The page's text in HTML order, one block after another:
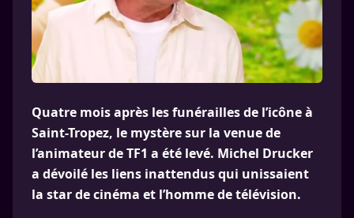
Quatre mois après les funérailles de l’icône à
Saint-Tropez, le mystère sur la venue de
l’animateur de TF1 a été levé. Michel Drucker
a dévoilé les liens inattendus qui unissaient
la star de cinéma et l’homme de télévision.